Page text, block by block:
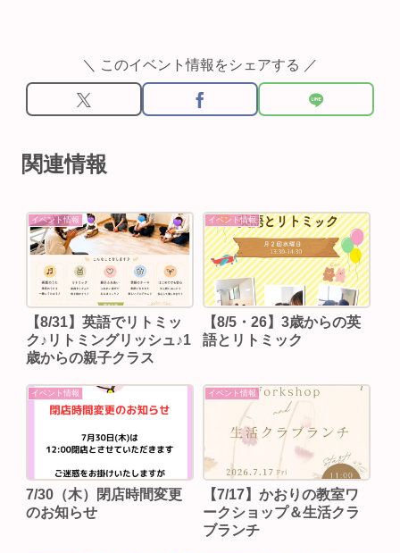
＼ このイベント情報をシェアする ／
関連情報
イベント情報
【8/31】英語でリトミッ
ク♪リトミングリッシュ♪1
歳からの親子クラス
イベント情報
【8/5・26】3歳からの英
語とリトミック
イベント情報
7/30（木）閉店時間変更
のお知らせ
イベント情報
【7/17】かおりの教室ワ
ークショップ＆生活クラ
ブランチ